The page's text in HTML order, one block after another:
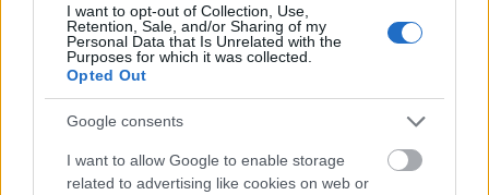
I want to opt-out of Collection, Use,
Retention, Sale, and/or Sharing of my
Personal Data that Is Unrelated with the
Purposes for which it was collected.
Opted Out
Google consents
I want to allow Google to enable storage
related to advertising like cookies on web or
Meld deg på
MEST LEST